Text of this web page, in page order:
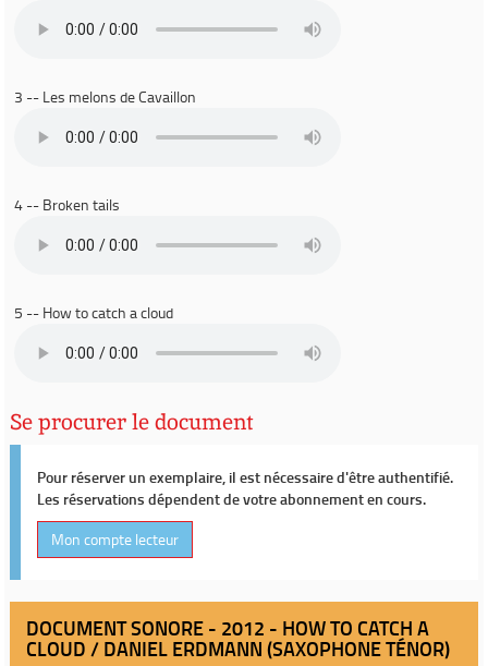
3 -- Les melons de Cavaillon
4 -- Broken tails
5 -- How to catch a cloud
Se procurer le document
Pour réserver un exemplaire, il est nécessaire d'être authentifié.
Les réservations dépendent de votre abonnement en cours.
Mon compte lecteur
DOCUMENT SONORE - 2012 - HOW TO CATCH A
CLOUD / DANIEL ERDMANN (SAXOPHONE TÉNOR)